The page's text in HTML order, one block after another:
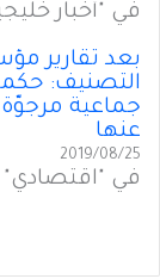
في "أخبار
بعد تقارير
التصنيف:
جماعية مرجوّة
عنها
2019/08/25
في "اقتصادي"